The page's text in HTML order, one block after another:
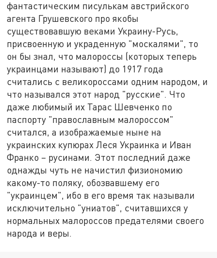
фантастическим писулькам австрийского
агента Грушевского про якобы
существовавшую веками Украину-Русь,
присвоенную и украденную "москалями", то
он бы знал, что малороссы (которых теперь
украинцами называют) до 1917 года
считались с великороссами одним народом, и
что назывался этот народ "русские". Что
даже любимый их Тарас Шевченко по
паспорту "православным малороссом"
считался, а изображаемые ныне на
украинских купюрах Леся Украинка и Иван
Франко – русинами. Этот последний даже
однажды чуть не начистил физиономию
какому-то поляку, обозвавшему его
"украинцем", ибо в его время так называли
исключительно "униатов", считавшихся у
нормальных малороссов предателями своего
народа и веры.